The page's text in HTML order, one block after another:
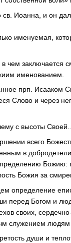
Иоанна, и он
именуемая,
заключается
именованием.
прп.
Слово и через
с высоты Своей…
всего
в
Божию:
Божия за
определение
перед Богом и
своих,
служением людям
души и